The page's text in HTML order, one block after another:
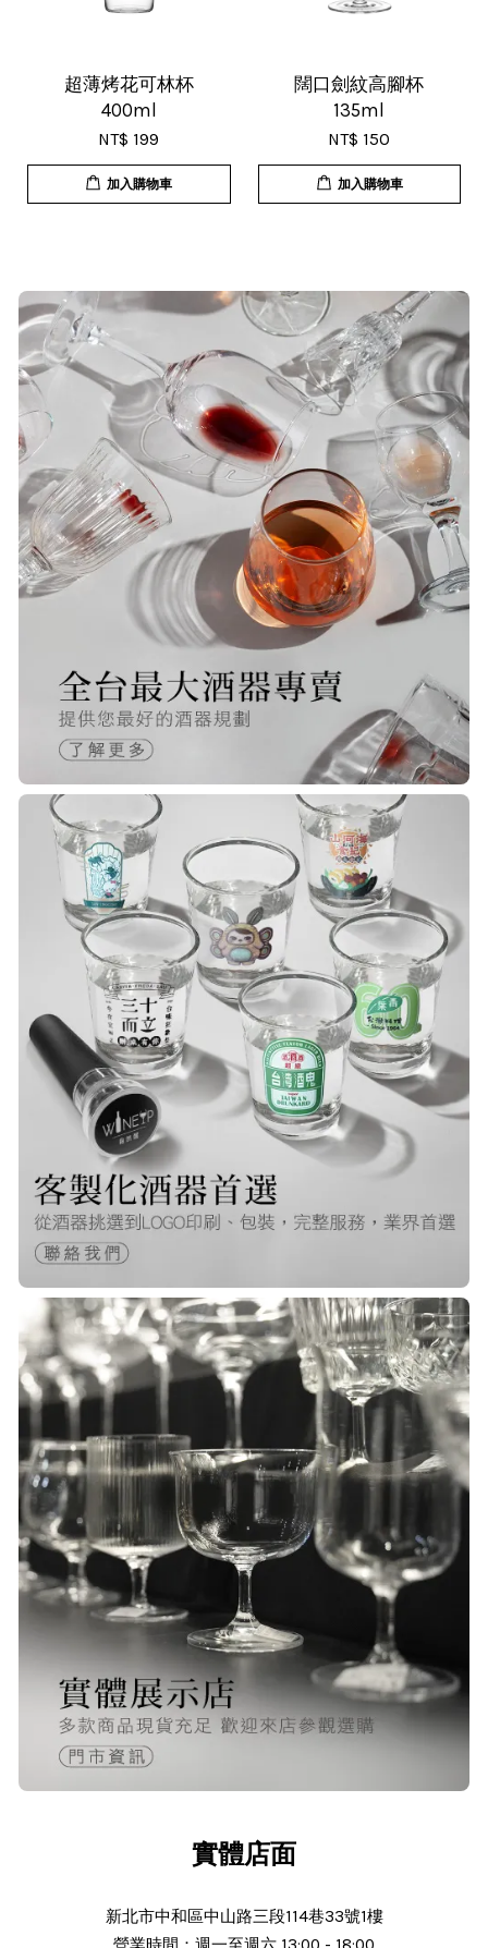
效率，現在買調酒用品都會優先選購
T***
貨速度快，商品品質也很ok，價格又
超值，值得推薦大家購買
S***
20/Nov/2025 10:10 am
很快就收到商品了，出貨速度相當
快，下單後很快就出貨了，商品包裝
完整，價錢也相當的不錯，值得推薦
R***
21/Nov/2025 05:25 pm
已經回購無數次，賣家態度良好，有
問必答，包裝完整，商品也非常的
棒！
Q***
22/Nov/2025 12:40 pm
很快就收到商品了，出貨速度非常的
快，非常棒的賣家 質感又耐看,細膩
包裝得很小心 CP值很高！！推薦購入
23/Nov/2025 08:00 am
品質非常好！手摸的觸感就很明顯感
覺質感
O***
24/Nov/2025 02:15 pm
超薄烤花可林杯
400ml
NT$ 199
加入購物車
闊口劍紋高腳杯
135ml
NT$ 150
加入購物車
實體店面
新北市中和區中山路三段114巷33號1樓